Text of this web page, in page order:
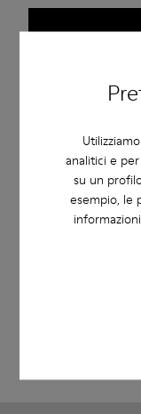
analitici e
su un
esempio, le
Verifica la
Inviata tramite e-
Valido nei negozi
E-Carta Regalo,